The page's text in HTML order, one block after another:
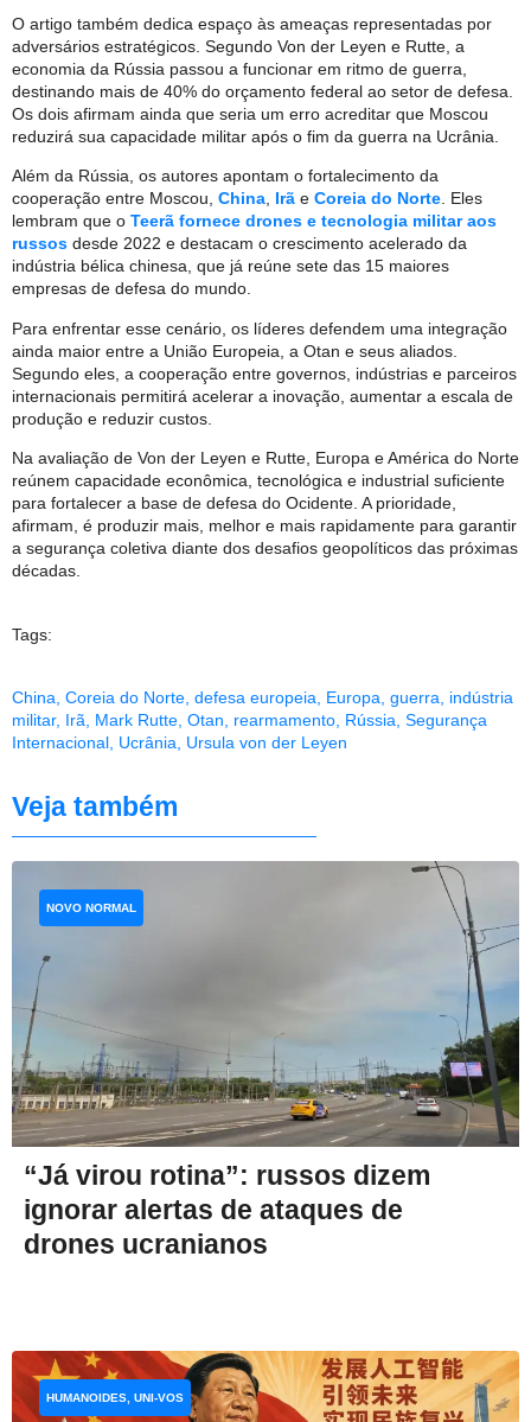
O artigo também dedica espaço às ameaças representadas por
adversários estratégicos. Segundo Von der Leyen e Rutte, a
economia da Rússia passou a funcionar em ritmo de guerra,
destinando mais de 40% do orçamento federal ao setor de defesa.
Os dois afirmam ainda que seria um erro acreditar que Moscou
reduzirá sua capacidade militar após o fim da guerra na Ucrânia.
Além da Rússia, os autores apontam o fortalecimento da
cooperação entre Moscou, China, Irã e Coreia do Norte. Eles
lembram que o Teerã fornece drones e tecnologia militar aos
russos desde 2022 e destacam o crescimento acelerado da
indústria bélica chinesa, que já reúne sete das 15 maiores
empresas de defesa do mundo.
Para enfrentar esse cenário, os líderes defendem uma integração
ainda maior entre a União Europeia, a Otan e seus aliados.
Segundo eles, a cooperação entre governos, indústrias e parceiros
internacionais permitirá acelerar a inovação, aumentar a escala de
produção e reduzir custos.
Na avaliação de Von der Leyen e Rutte, Europa e América do Norte
reúnem capacidade econômica, tecnológica e industrial suficiente
para fortalecer a base de defesa do Ocidente. A prioridade,
afirmam, é produzir mais, melhor e mais rapidamente para garantir
a segurança coletiva diante dos desafios geopolíticos das próximas
décadas.
Tags:
China Coreia do Norte defesa europeia Europa guerra
indústria
militar, Irã Mark Rutte Otan rearmamento Rússia Segurança
Internacional Ucrânia Ursula von der Leyen
Veja também
“Já virou rotina”: russos dizem
ignorar alertas de ataques de
drones ucranianos
NOVO NORMAL
HUMANOIDES, UNI-VOS